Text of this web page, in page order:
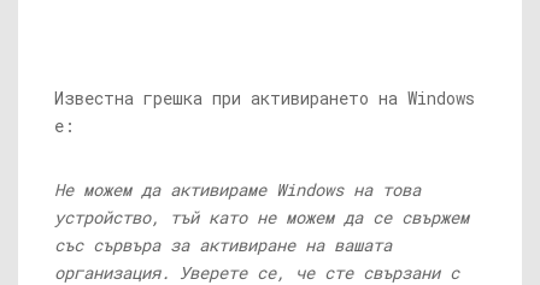
Известна грешка при активирането на Windows
е:
Не можем да активираме Windows на това
устройство, тъй като не можем да се свържем
със сървъра за активиране на вашата
организация. Уверете се, че сте свързани с